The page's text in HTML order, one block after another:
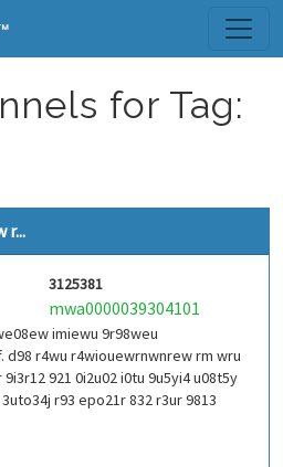
for Tag:
r...
3125381
mwa0000039304101
imiewu 9r98weu
r4wu r4wiouewrnwnrew rm wru
921 0i2u02 i0tu 9u5yi4 u08t5y
r93 epo21r 832 r3ur 9813